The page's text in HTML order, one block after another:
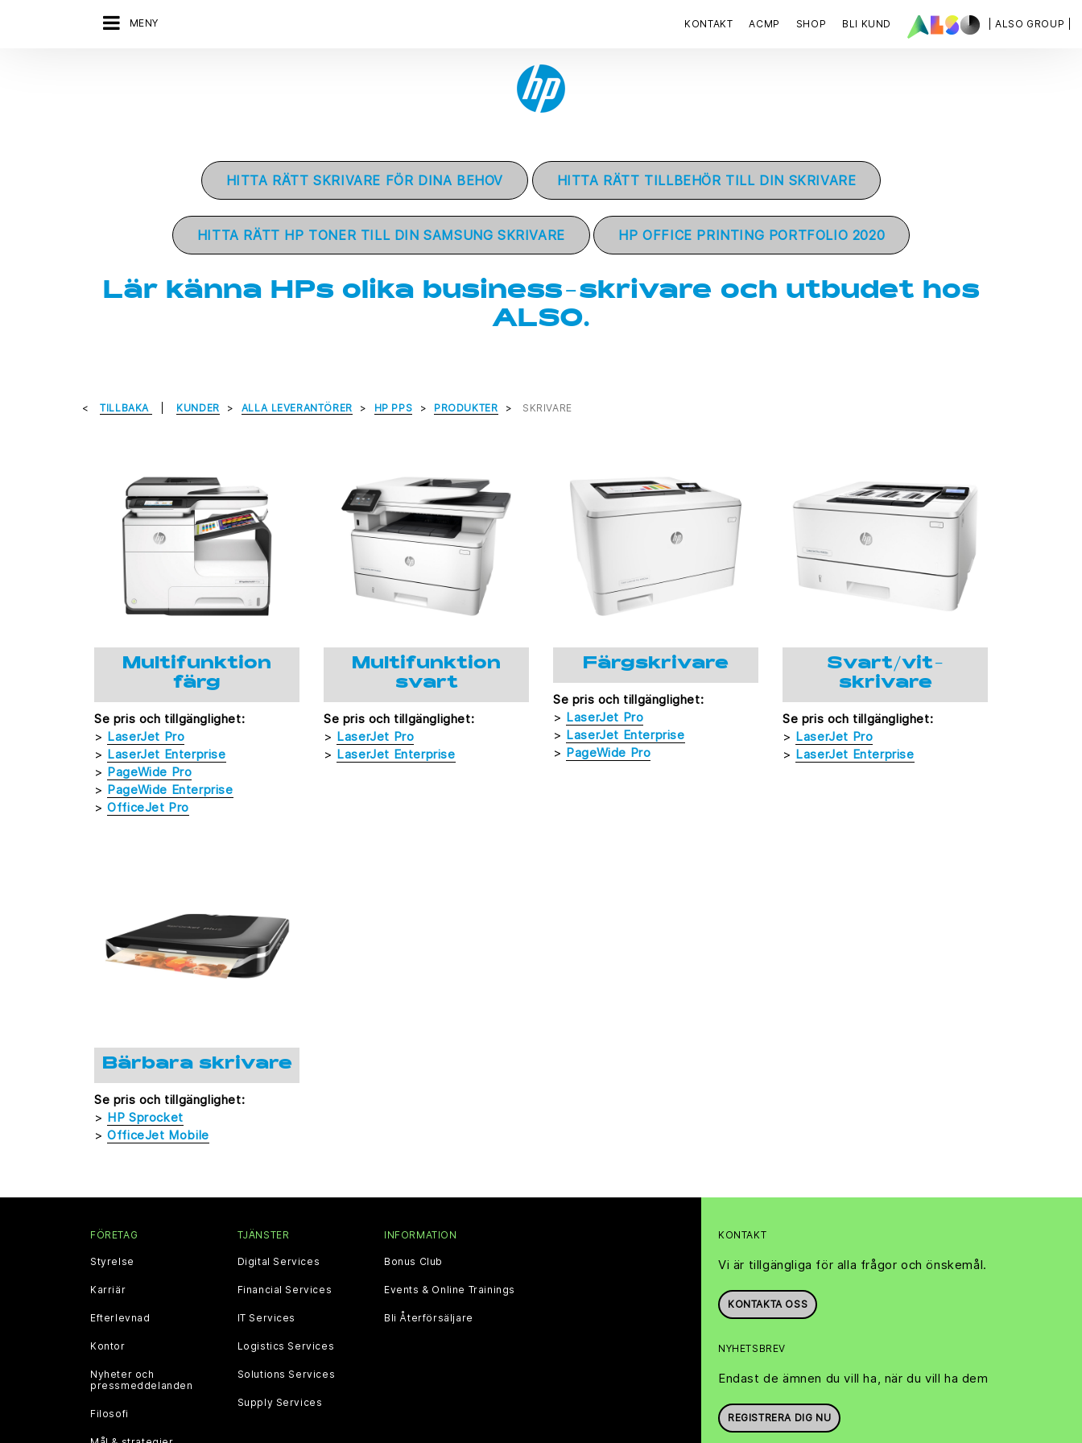
MENY | ALSO GROUP |
KONTAKT ACMP SHOP BLI KUND
HITTA RÄTT SKRIVARE FÖR DINA BEHOV HITTA RÄTT TILLBEHÖR TILL DIN SKRIVARE
HITTA RÄTT HP TONER TILL DIN SAMSUNG SKRIVARE HP OFFICE PRINTING PORTFOLIO 2020
Lär känna HPs olika business-skrivare och utbudet hos
ALSO.
TILLBAKA KUNDER ALLA LEVERANTÖRER HP PPS PRODUKTER SKRIVARE
Multifunktion
färg
Se pris och tillgänglighet:
> LaserJet Pro
> LaserJet Enterprise
> PageWide Pro
> PageWide Enterprise
>OfficeJet Pro
Multifunktion
svart
Se pris och tillgänglighet:
> LaserJet Pro
> LaserJet Enterprise
Färgskrivare
Se pris och tillgänglighet:
> LaserJet Pro
> LaserJet Enterprise
> PageWide Pro
Svart/vit-
skrivare
Se pris och tillgänglighet:
> LaserJet Pro
> LaserJet Enterprise
Bärbara skrivare
Se pris och tillgänglighet:
> HP Sprocket
>OfficeJet Mobile
KONTAKT
Vi är tillgängliga för alla frågor och önskemål.
KONTAKTA OSS
NYHETSBREV
Endast de ämnen du vill ha, när du vill ha dem
REGISTRERA DIG NU
FÖRETAG
Styrelse
Karriär
Efterlevnad
Kontor
Nyheter och
pressmeddelanden
Filosofi
TJÄNSTER
Digital Services
Financial Services
IT Services
Logistics Services
Solutions Services
Supply Services
INFORMATION
Bonus Club
Events & Online Trainings
Bli Återförsäljare